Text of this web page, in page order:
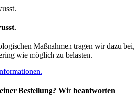
Maßnahmen tragen wir dazu bei,
wie möglich zu belasten.
Bestellung? Wir beantworten